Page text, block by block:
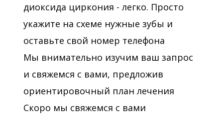
диоксида циркония - легко. Просто
укажите на схеме нужные зубы и
оставьте свой номер телефона
Мы внимательно изучим ваш запрос
и свяжемся с вами, предложив
ориентировочный план лечения
Скоро мы свяжемся с вами